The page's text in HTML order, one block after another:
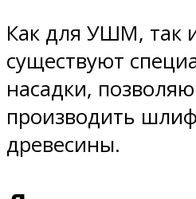
Как для УШМ, так
существуют
насадки,
производить
древесины.